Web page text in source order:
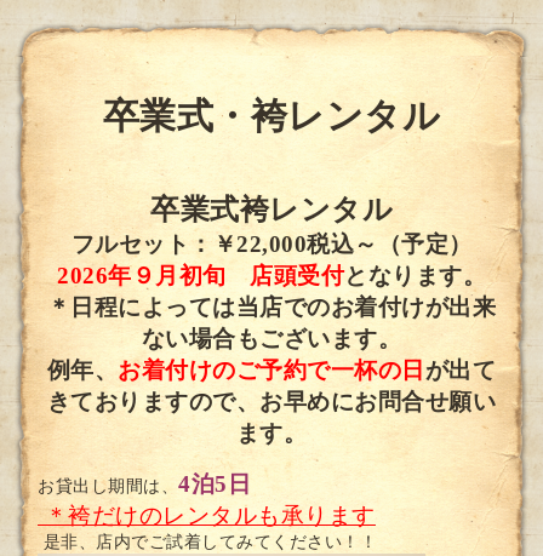
卒業式・袴レンタル
卒業式袴レンタル
フルセット：￥22,000税込～（予定）
2026年９月初旬 店頭受付となります。
＊日程によっては当店でのお着付けが出来
ない場合もございます。
例年、 お着付けのご予約で一杯の日 が出て
きておりますので、お早めにお問合せ願い
ます。
お貸出し期間は、4泊5日
＊袴だけのレンタルも承ります
是非、店内でご試着してみてください！！